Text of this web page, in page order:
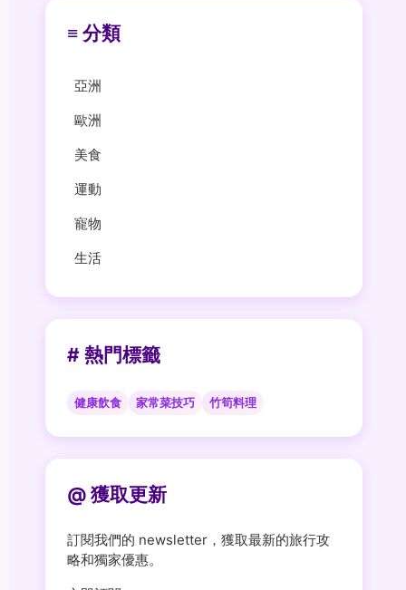
≡ 分類
亞洲
歐洲
美食
運動
寵物
生活
# 熱門標籤
健康飲食 家常菜技巧 竹筍料理
@ 獲取更新
訂閱我們的 newsletter，獲取最新的旅行攻
略和獨家優惠。